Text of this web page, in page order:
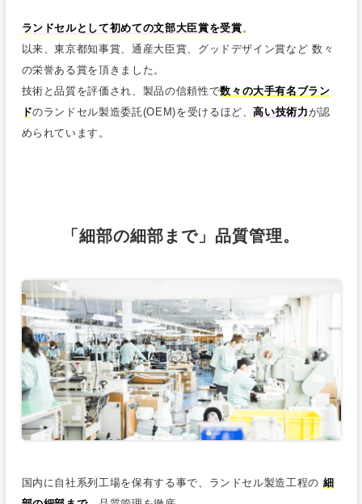
ランドセルとして初めての文部大臣賞を受賞。
以来、東京都知事賞、通産大臣賞、グッドデザイン賞など 数々
の栄誉ある賞を頂きました。
技術と品質を評価され、製品の信頼性で数々の大手有名ブラン
ドのランドセル製造委託(OEM)を受けるほど、高い技術力が認
められています。
「細部の細部まで」品質管理。
国内に自社系列工場を保有する事で、ランドセル製造工程の 細